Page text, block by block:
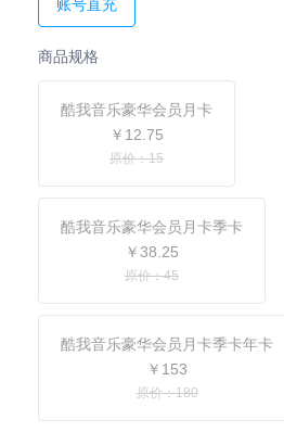
账号直充
商品规格
酷我音乐豪华会员月卡
￥12.75
原价：15
酷我音乐豪华会员月卡季卡
￥38.25
原价：45
酷我音乐豪华会员月卡季卡年卡
￥153
原价：180